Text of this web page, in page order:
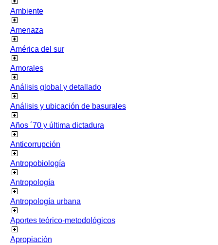
Ambiente
Amenaza
América del sur
Amorales
Análisis global y detallado
Análisis y ubicación de basurales
Años ´70 y última dictadura
Anticorrupción
Antropobiología
Antropología
Antropología urbana
Aportes teórico-metodológicos
Apropiación